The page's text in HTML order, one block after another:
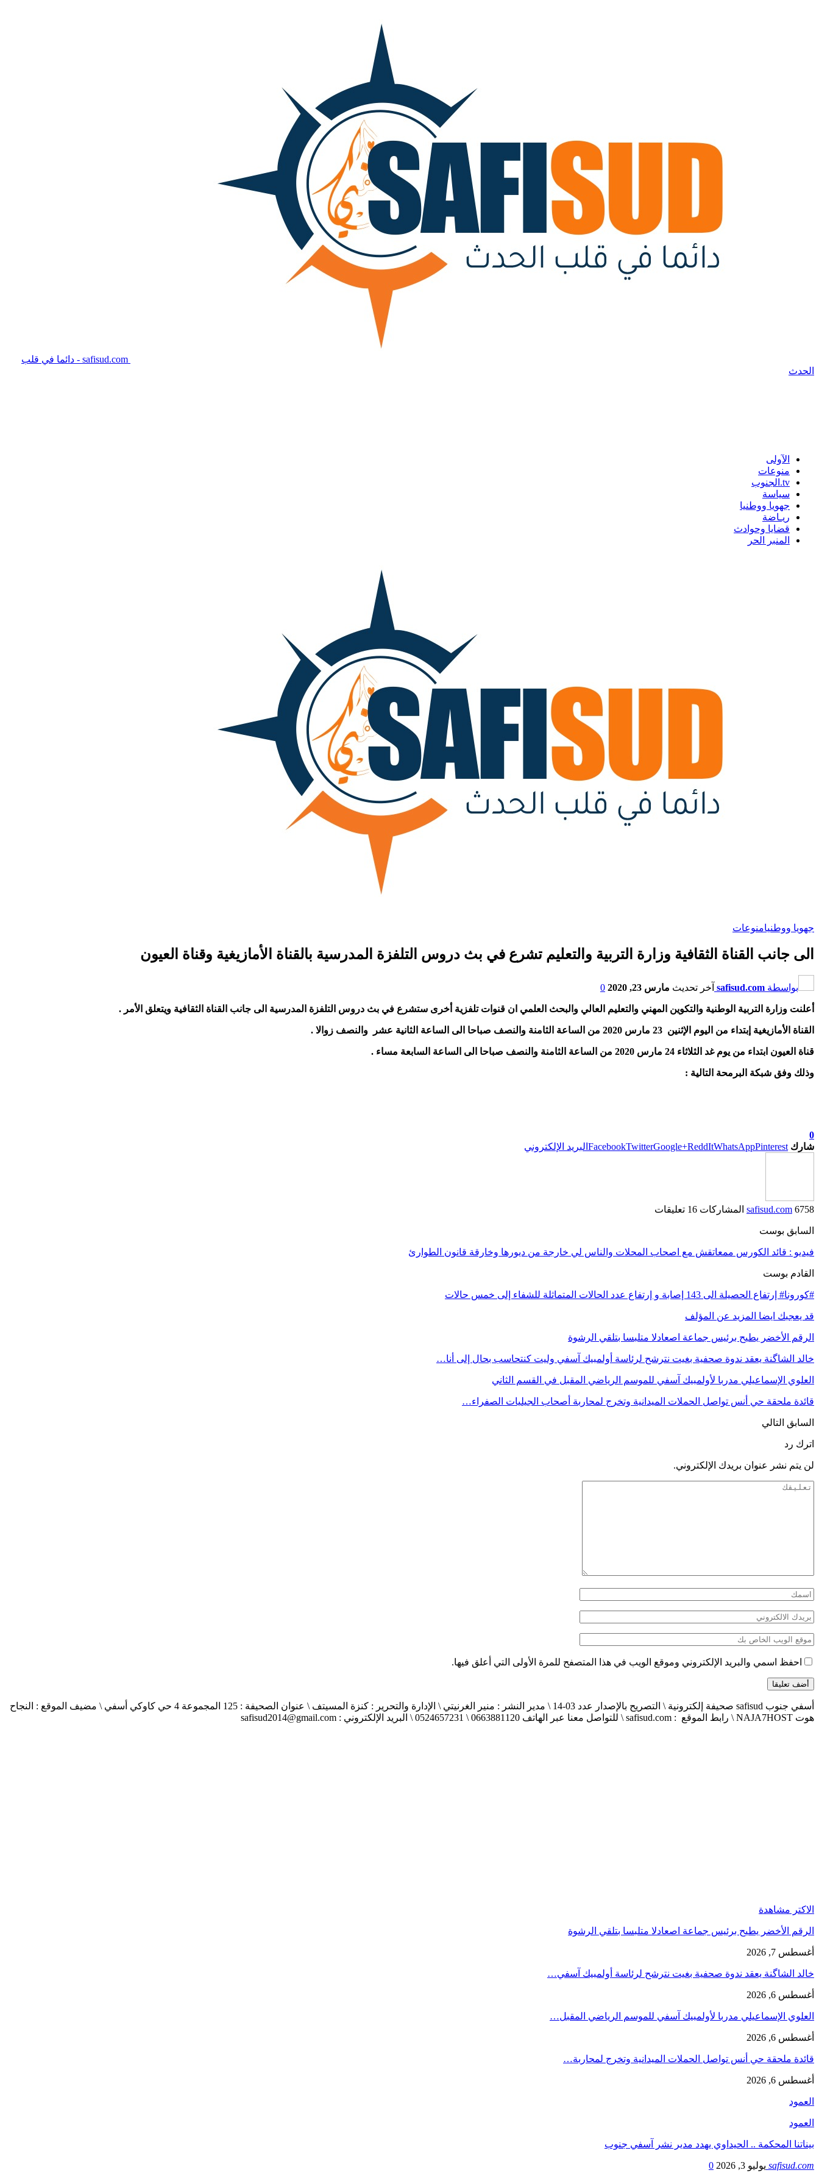
safisud.com - دائما في قلب
الحدث
الآولى
منوعات
tv.الجنوب
سياسة
جهويا ووطنيا
ريـاضة
قضايا وحوادث
المنبر الحر
جهويا ووطنيامنوعات
الى جانب القناة الثقافية وزارة التربية والتعليم تشرع في بث دروس التلفزة المدرسية بالقناة الأمازيغية وقناة العيون
بواسطة safisud.com آخر تحديث مارس 23, 2020 0
أعلنت وزارة التربية الوطنية والتكوين المهني والتعليم العالي والبحث العلمي ان قنوات تلفزية أخرى ستشرع في بث دروس التلفزة المدرسية الى جانب القناة الثقافية ويتعلق الأمر .
القناة الأمازيغية إبتداء من اليوم الإثنين 23 مارس 2020 من الساعة الثامنة والنصف صباحا الى الساعة الثانية عشر والنصف زوالا .
قناة العيون ابتداء من يوم غد الثلاثاء 24 مارس 2020 من الساعة الثامنة والنصف صباحا الى الساعة السابعة مساء .
وذلك وفق شبكة البرمحة التالية :
0
شارك
FacebookTwitterGoogle+ReddItWhatsAppPinterest البريد الإلكتروني
safisud.com 6758 المشاركات 16 تعليقات
السابق بوست
فيديو : قائد الكورس ممعاتقش مع اصحاب المحلات والناس لي خارجة من ديورها وخارقة قانون الطوارئ
القادم بوست
#كورونا# إرتفاع الحصيلة الى 143 إصابة و إرتفاع عدد الحالات المتماثلة للشفاء إلى خمس حالات
قد يعجبك ايضا المزيد عن المؤلف
الرقم الأخضر يطيح برئيس جماعة اصعادلا متلبسا بتلقي الرشوة
خالد الشاگنة يعقد ندوة صحفية بغيت نترشح لرئاسة أولمبيك آسفي وليت كنتحاسب بحال إلى أنا…
العلوي الإسماعيلي مدربا لأولمبيك آسفي للموسم الرياضي المقبل في القسم الثاني
قائدة ملحقة حي أنس تواصل الحملات الميدانية وتخرج لمحاربة أصحاب الجيليات الصفراء…
السابق التالي
اترك رد
لن يتم نشر عنوان بريدك الإلكتروني.
احفظ اسمي والبريد الإلكتروني وموقع الويب في هذا المتصفح للمرة الأولى التي أعلق فيها.
أسفي جنوب safisud صحيفة إلكترونية \ التصريح بالإصدار عدد 03-14 \ مدير النشر : منير الغرنيتي \ الإدارة والتحرير : كنزة المسيتف \ عنوان الصحيفة : 125 المجموعة 4 حي كاوكي أسفي \ مضيف الموقع : النجاح
هوت NAJA7HOST \ رابط الموقع : safisud.com \ للتواصل معنا عبر الهاتف 0663881120 \ 0524657231 \ البريد الإلكتروني : safisud2014@gmail.com
الاكتر مشاهدة
الرقم الأخضر يطيح برئيس جماعة اصعادلا متلبسا بتلقي الرشوة
أغسطس 7, 2026
خالد الشاگنة يعقد ندوة صحفية بغيت نترشح لرئاسة أولمبيك آسفي…
أغسطس 6, 2026
العلوي الإسماعيلي مدربا لأولمبيك آسفي للموسم الرياضي المقبل…
أغسطس 6, 2026
قائدة ملحقة حي أنس تواصل الحملات الميدانية وتخرج لمحاربة…
أغسطس 6, 2026
العمود
العمود
بيناتنا المحكمة .. الحيداوي يهدد مدير نشر آسفي جنوب
safisud.com يوليو 3, 2026 0